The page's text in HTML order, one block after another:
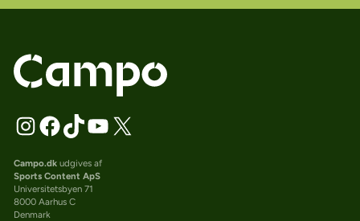
Campo.dkudgives af
Sports Content ApS
Universitetsbyen 71
8000 Aarhus C
Denmark